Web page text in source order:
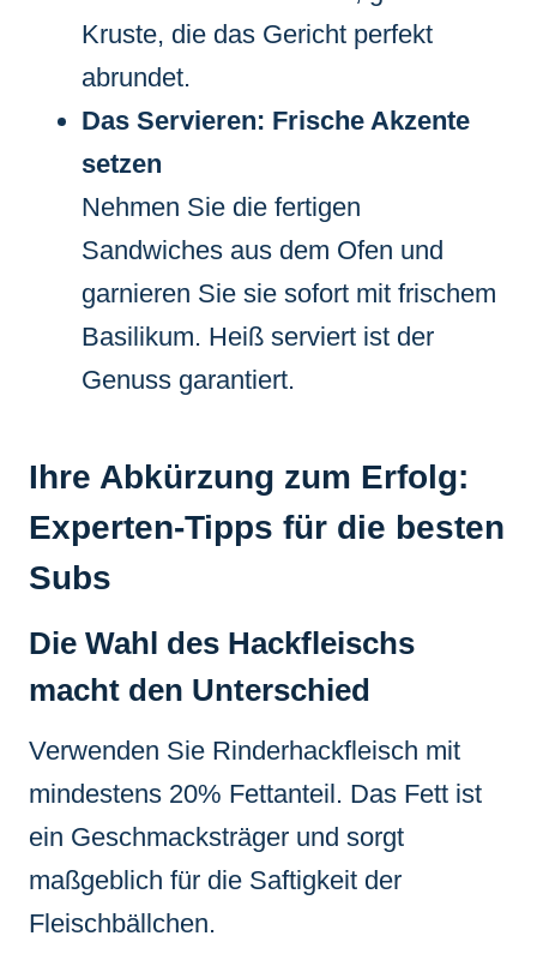
Kruste, die das Gericht perfekt
abrundet.
Das Servieren: Frische Akzente
setzen
Nehmen Sie die fertigen
Sandwiches aus dem Ofen und
garnieren Sie sie sofort mit frischem
Basilikum. Heiß serviert ist der
Genuss garantiert.
Ihre Abkürzung zum Erfolg:
Experten-Tipps für die besten
Subs
Die Wahl des Hackfleischs
macht den Unterschied
Verwenden Sie Rinderhackfleisch mit
mindestens 20% Fettanteil. Das Fett ist
ein Geschmacksträger und sorgt
maßgeblich für die Saftigkeit der
Fleischbällchen.